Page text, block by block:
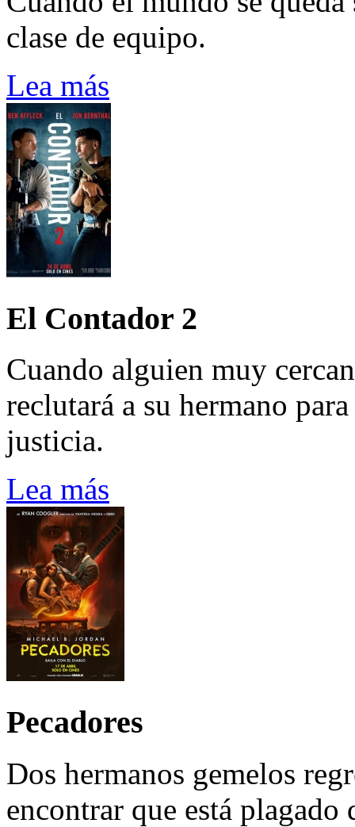
clase de equipo.
Lea más
El Contador 2
Cuando alguien muy
reclutará a su hermano
justicia.
Lea más
Pecadores
Dos hermanos gemelos
encontrar que está